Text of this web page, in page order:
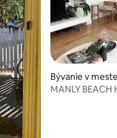
187
Bývanie v
MANLY